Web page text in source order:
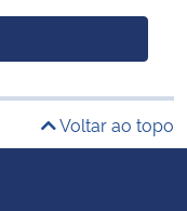
Voltar ao topo